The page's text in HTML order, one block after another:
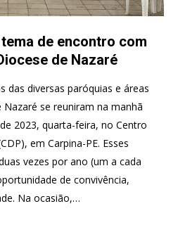
de encontro com
de Nazaré
das diversas paróquias e áreas
se reuniram na manhã
2023, quarta-feira, no Centro
em Carpina-PE. Esses
vezes por ano (um a cada
de convivência,
Na ocasião,…